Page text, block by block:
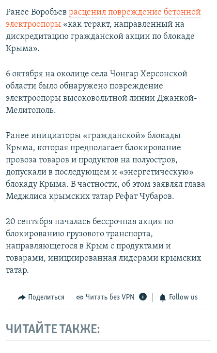
Ранее Воробьев расценил повреждение бетонной
электроопоры «как теракт, направленный на
дискредитацию гражданской акции по блокаде
Крыма».
6 октября на околице села Чонгар Херсонской
области было обнаружено повреждение
электроопоры высоковольтной линии Джанкой-
Мелитополь.
Ранее инициаторы «гражданской» блокады
Крыма, которая предполагает блокирование
провоза товаров и продуктов на полуостров,
допускали в последующем и «энергетическую»
блокаду Крыма. В частности, об этом заявлял глава
Меджлиса крымских татар Рефат Чубаров.
20 сентября началась бессрочная акция по
блокированию грузового транспорта,
направляющегося в Крым с продуктами и
товарами, инициированная лидерами крымских
татар.
Поделиться Читать без VPN Follow us
ЧИТАЙТЕ ТАКЖЕ: